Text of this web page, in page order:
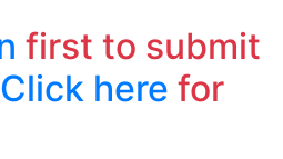
first to submit
Click here for